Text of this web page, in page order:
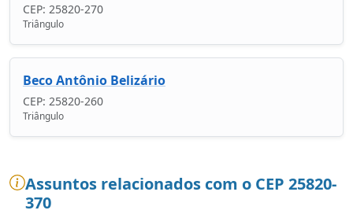
CEP: 25820-270
Triângulo
Beco Antônio Belizário
CEP: 25820-260
Triângulo
Assuntos relacionados com o CEP 25820-
370